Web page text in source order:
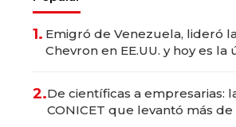
1. Emigró de Venezuela, lideró
Chevron en EE.UU. y hoy es la
2.De científicas a empresarias:
CONICET que levantó más